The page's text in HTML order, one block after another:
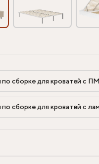
по сборке для кроватей